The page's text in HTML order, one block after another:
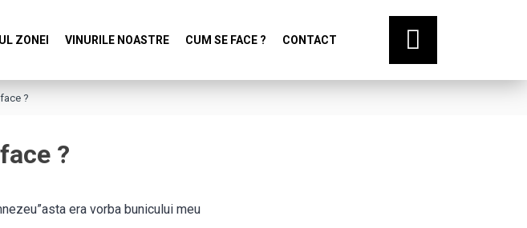
ZONEI VINURILE NOASTRE CUM SE FACE ? CONTACT
?
?
era vorba bunicului meu